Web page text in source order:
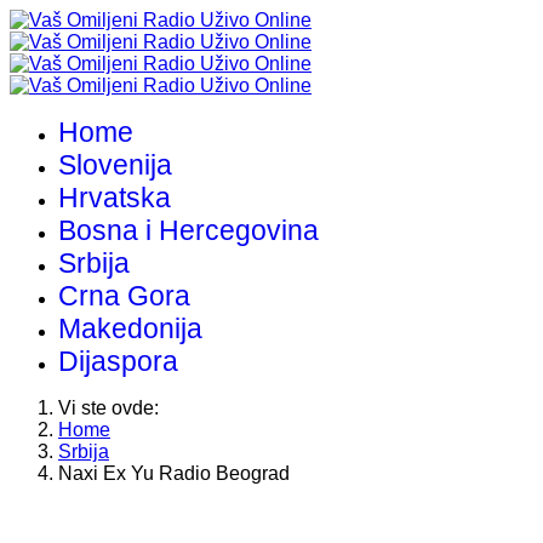
Home
Slovenija
Hrvatska
Bosna i Hercegovina
Srbija
Crna Gora
Makedonija
Dijaspora
Vi ste ovde:
Home
Srbija
Naxi Ex Yu Radio Beograd